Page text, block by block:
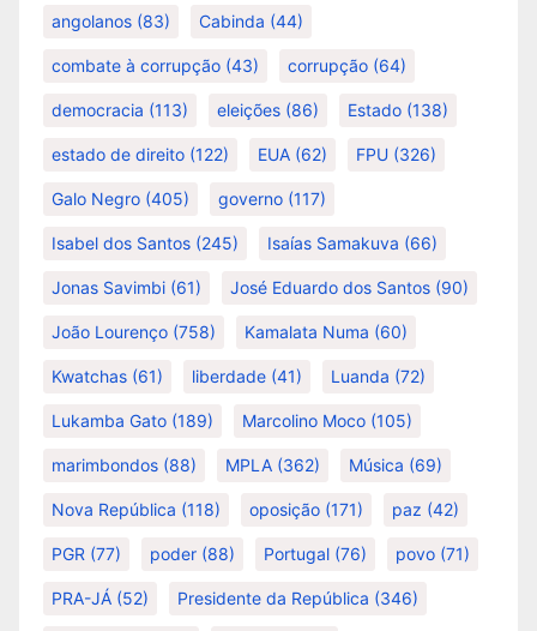
angolanos (83) Cabinda (44)
combate à corrupção (43) corrupção (64)
democracia (113) eleições (86) Estado (138)
estado de direito (122) EUA (62) FPU (326)
Galo Negro (405) governo (117)
Isabel dos Santos (245) Isaías Samakuva (66)
Jonas Savimbi (61) José Eduardo dos Santos (90)
João Lourenço (758) Kamalata Numa (60)
Kwatchas (61) liberdade (41) Luanda (72)
Lukamba Gato (189) Marcolino Moco (105)
marimbondos (88) MPLA (362) Música (69)
Nova República (118) oposição (171) paz (42)
PGR (77) poder (88) Portugal (76) povo (71)
PRA-JÁ (52) Presidente da República (346)